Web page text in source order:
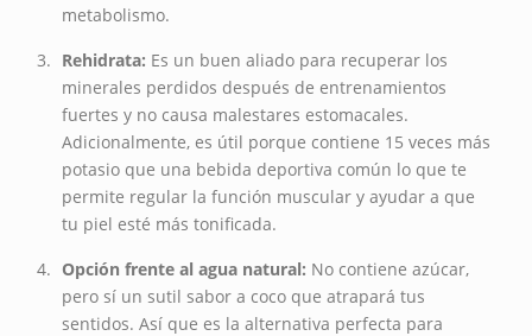
metabolismo.
Rehidrata: Es un buen aliado para recuperar los
minerales perdidos después de entrenamientos
fuertes y no causa malestares estomacales.
Adicionalmente, es útil porque contiene 15 veces más
potasio que una bebida deportiva común lo que te
permite regular la función muscular y ayudar a que
tu piel esté más tonificada.
Opción frente al agua natural: No contiene azúcar,
pero sí un sutil sabor a coco que atrapará tus
sentidos. Así que es la alternativa perfecta para